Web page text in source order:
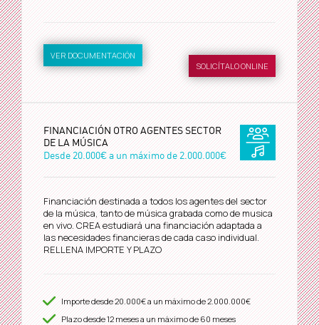
VER DOCUMENTACIÓN
SOLICÍTALO ONLINE
FINANCIACIÓN OTRO AGENTES SECTOR
DE LA MÚSICA
Desde20.000€a un máximo de2.000.000€
Financiación destinada a todos los agentes del sector
de la música, tanto de música grabada como de musica
en vivo. CREA estudiará una financiación adaptada a
las necesidades financieras de cada caso individual.
RELLENA IMPORTE Y PLAZO
Importe desde20.000€a un máximo de2.000.000€
Plazo desde12meses a un máximo de 60 meses